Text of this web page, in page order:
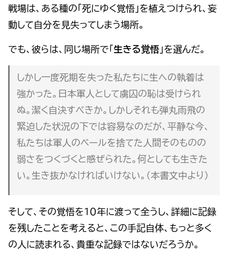
戦場は、ある種の「死にゆく覚悟」を植えつけられ、妄
動して自分を見失ってしまう場所。
でも、彼らは、同じ場所で「 生きる覚悟 」を選んだ。
しかし一度死期を失った私たちに生への執着は
強かった。日本軍人として虜囚の恥は受けられ
ぬ。潔く自決すべきか。しかしそれも弾丸雨飛の
緊迫した状況の下では容易なのだが、平静な今、
私たちは軍人のベールを捨てた人間そのものの
弱さをつくづくと感ぜられた。何としても生きた
い。生き抜かなければいけない。（本書文中より）
そして、その覚悟を１０年に渡って全うし、詳細に記録
を残したことを考えると、この手記自体、もっと多く
の人に読まれる、貴重な記録ではないだろうか。